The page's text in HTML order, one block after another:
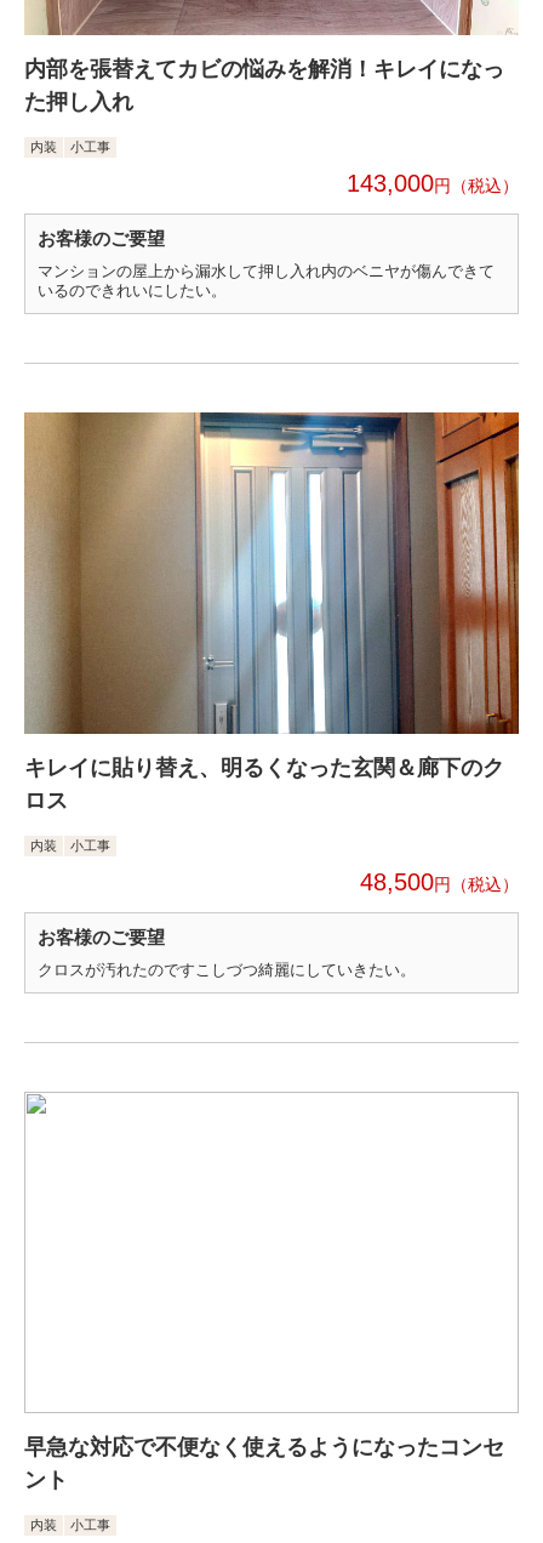
内部を張替えてカビの悩みを解消！キレイになっ
た押し入れ
内装 小工事
143,000円
お客様のご要望
マンションの屋上から漏水して押し入れ内のベニヤが傷んできて
いるのできれいにしたい。
キレイに貼り替え、明るくなった玄関＆廊下のク
ロス
内装 小工事
48,500円
お客様のご要望
クロスが汚れたのですこしづつ綺麗にしていきたい。
早急な対応で不便なく使えるようになったコンセ
ント
内装 小工事